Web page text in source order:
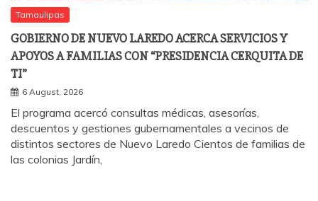
Tamaulipas
GOBIERNO DE NUEVO LAREDO ACERCA SERVICIOS Y
APOYOS A FAMILIAS CON “PRESIDENCIA CERQUITA DE
TI”
6 August, 2026
El programa acercó consultas médicas, asesorías,
descuentos y gestiones gubernamentales a vecinos de
distintos sectores de Nuevo Laredo Cientos de familias de
las colonias Jardín,